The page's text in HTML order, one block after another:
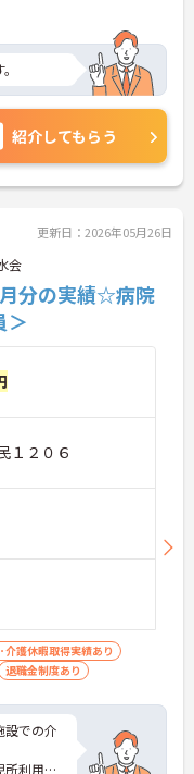
紹介してもらう
更新日：2026年05月26日
会
月分の実績☆病院
＞
１２０６
介護休暇取得実績あり
退職金制度あり
設での介
利用も